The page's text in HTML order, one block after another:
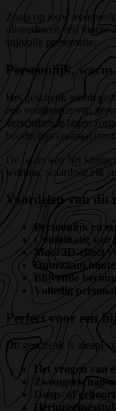
Zoals op jouw
uitsnedes en een mooie
stijlvolle presentatie.
Persoonlijk, warm
Het geschenk wordt
een combinatie van
verschillende lagen
boodschap centraal staat.
De naam van het
worden, waardoor elk
Voordelen van dit
Persoonlijk en
Combinatie van
Mooi 3D-effect
Duurzaam
Blijvende
Volledig
Perfect voor een
Dit geschenk is ideaal
Het vragen van
Doop- of